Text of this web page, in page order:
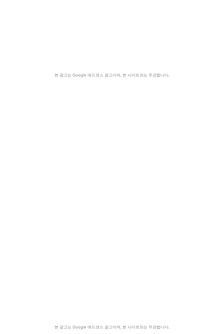
본 광고는 Google 애드센스 광고이며, 본 사이트와는 무관합니다.
본 광고는 Google 애드센스 광고이며, 본 사이트와는 무관합니다.